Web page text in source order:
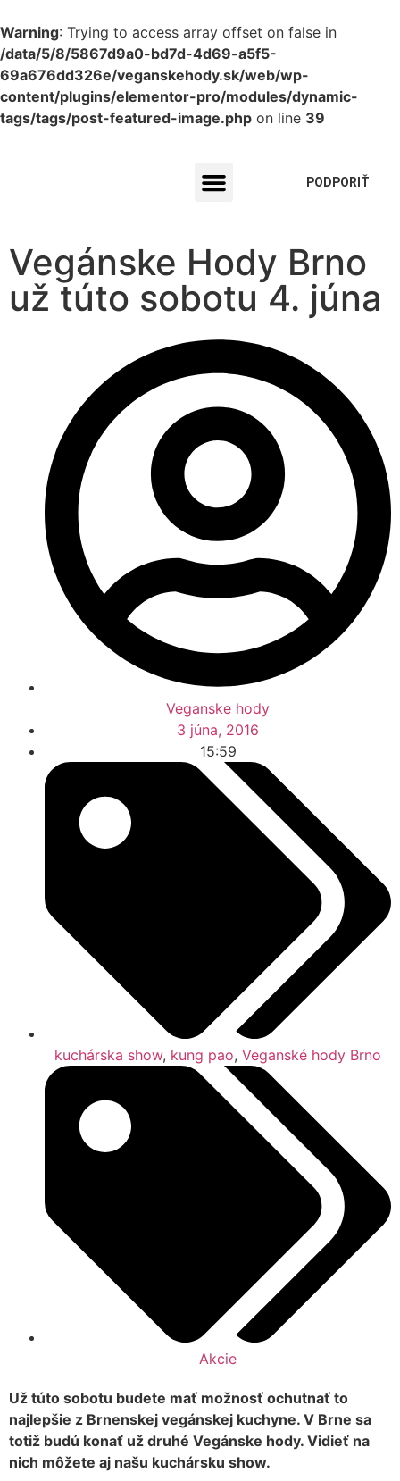
Warning: Trying to access array offset on false in
/data/5/8/5867d9a0-bd7d-4d69-a5f5-
69a676dd326e/veganskehody.sk/web/wp-
content/plugins/elementor-pro/modules/dynamic-
tags/tags/post-featured-image.php on line 39
PODPORIŤ
Vegánske Hody Brno
už túto sobotu 4. júna
Veganske hody
3 júna, 2016
15:59
kuchárska show, kung pao, Veganské hody Brno
Akcie
Už túto sobotu budete mať možnosť ochutnať to
najlepšie z Brnenskej vegánskej kuchyne. V Brne sa
totiž budú konať už druhé Vegánske hody. Vidieť na
nich môžete aj našu kuchársku show.